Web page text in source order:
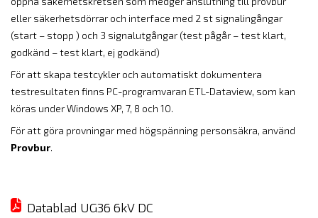
eller säkerhetsdörrar och interface med 2 st signalingångar
(start – stopp ) och 3 signalutgångar (test pågår – test klart,
godkänd – test klart, ej godkänd)
För att skapa testcykler och automatiskt dokumentera
testresultaten finns PC-programvaran ETL-Dataview, som kan
köras under Windows XP, 7, 8 och 10.
För att göra provningar med högspänning personsäkra, använd
Provbur.
Datablad UG36 6kV DC